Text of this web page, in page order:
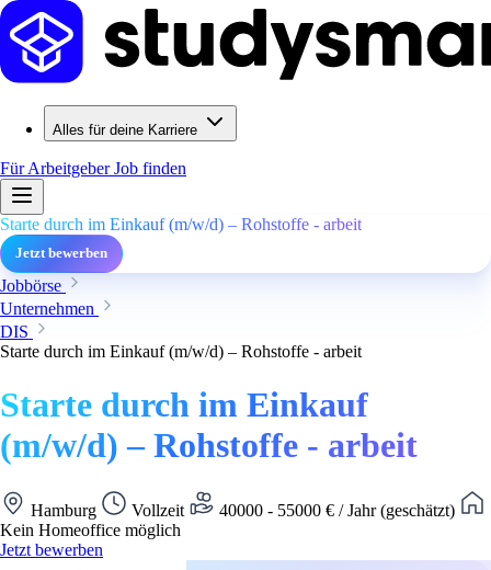
Alles für deine Karriere
Für ArbeitgeberJob finden
Starte durch im Einkauf (m/w/d) – Rohstoffe - arbeit
Jetzt bewerben
Jobbörse
Unternehmen
DIS
Starte durch im Einkauf (m/w/d) – Rohstoffe - arbeit
Starte durch im Einkauf
(m/w/d) – Rohstoffe - arbeit
Hamburg Vollzeit
40000 - 55000 € / Jahr (geschätzt)
Kein Homeoffice möglich
Jetzt bewerben